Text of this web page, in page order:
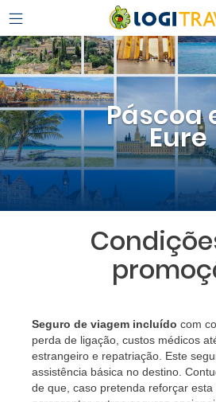
Páscoa
Eure
Seguro de viagem incluído com
perda de ligação, custos médicos
estrangeiro e repatriação. Este
assistência básica no destino.
de que, caso pretenda reforçar